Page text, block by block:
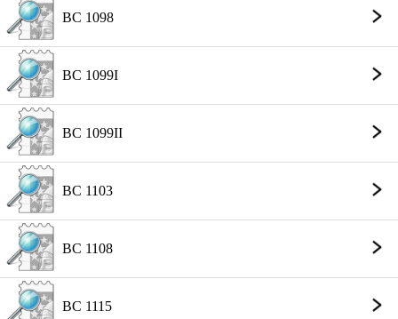
BC 1098
BC 1099I
BC 1099II
BC 1103
BC 1108
BC 1115